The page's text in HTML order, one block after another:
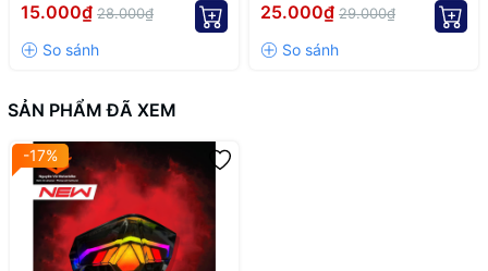
15.000₫ 28.000₫ 25.000₫ 29.000₫
SẢN PHẨM ĐÃ XEM
-17%